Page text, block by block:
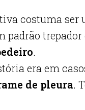
costuma ser
padrão trepador
.
era em
de pleura.